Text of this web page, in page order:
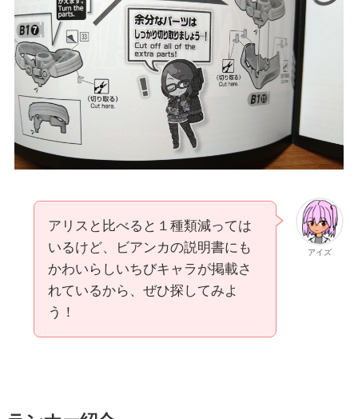
アイズ
アリスと比べると１種類減っては
いるけど、ビアンカの説明書にも
かわいらしいちびキャラが掲載さ
れているから、ぜひ探してみよ
う！